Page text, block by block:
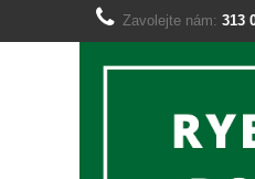
Zavolejte nám: 313